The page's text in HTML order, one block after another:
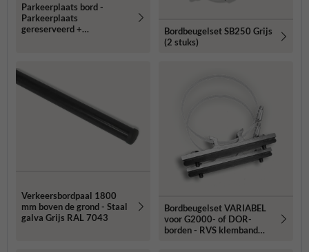
Parkeerplaats bord -
Parkeerplaats
gereserveerd +
Bordbeugelset SB250 Grijs
(2 stuks)
Verkeersbordpaal 1800
mm boven de grond - Staal
galva Grijs RAL 7043
Bordbeugelset VARIABEL
voor G2000- of DOR-
borden - RVS klemband